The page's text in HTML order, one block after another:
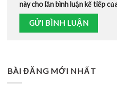
này cho lần bình luận kế tiếp
BÀI ĐĂNG MỚI NHẤT